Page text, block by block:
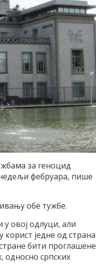
за геноцид
фебруара, пише
обе тужбе.
у овој одлуци, али
једне од страна
бити проглашене
односно српских